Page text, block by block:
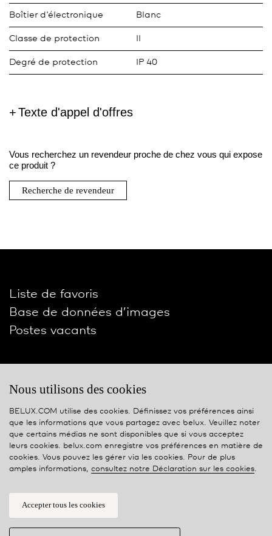
Boîtier d'électronique Blanc
Classe de protection
Degré de protection IP 40
Texte d'appel d'offres
Vous recherchez un revendeur proche de chez vous qui expose
ce produit ?
Recherche de revendeur
Liste de favoris
Base de données d’images
Postes vacants
Contact
Cookie policy
Gérer cookies
Nous utilisons des cookies
BELUX.COM utilise des cookies. Définissez vos préférences ainsi
que les informations que vous partagez avec belux. Veuillez noter
que certains médias ne sont disponibles que si vous acceptez
leurs cookies. belux.com enregistre vos préférences en matière de
cookies. Vous pouvez les gérer via les cookies. Pour de plus
amples informations, consultez notre Déclaration sur les cookies.
Accepter tous les cookies